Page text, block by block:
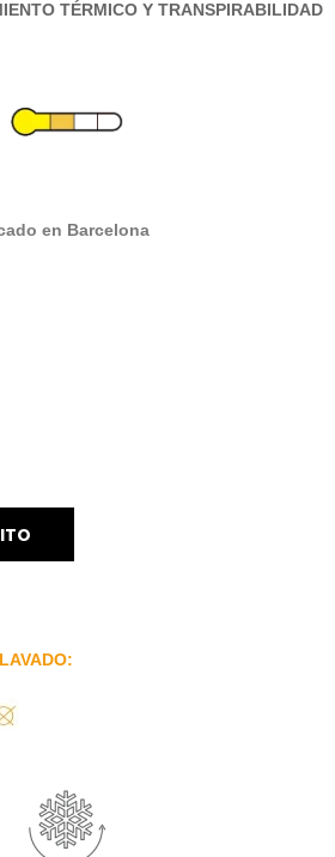
TÉRMICO Y TRANSPIRABILIDAD
en Barcelona